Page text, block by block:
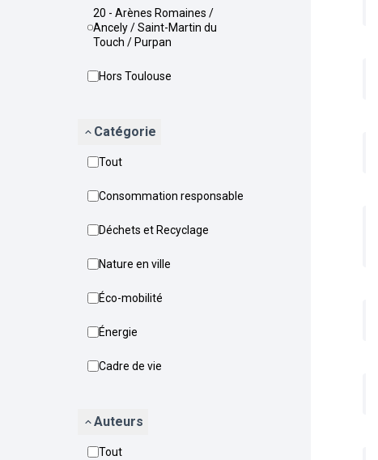
20 - Arènes Romaines /
Ancely / Saint-Martin du
Touch / Purpan
Hors Toulouse
Catégorie
Tout
Consommation responsable
Déchets et Recyclage
Nature en ville
Éco-mobilité
Énergie
Cadre de vie
Auteurs
Tout